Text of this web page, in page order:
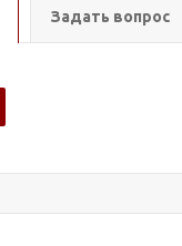
Задать вопрос